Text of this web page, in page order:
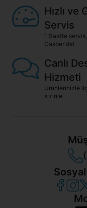
Hızlı ve
Servis
1 Saatte
Casper'da!
Canlı
Hizmeti
Ürünlerinizle
sizinle.
Casper